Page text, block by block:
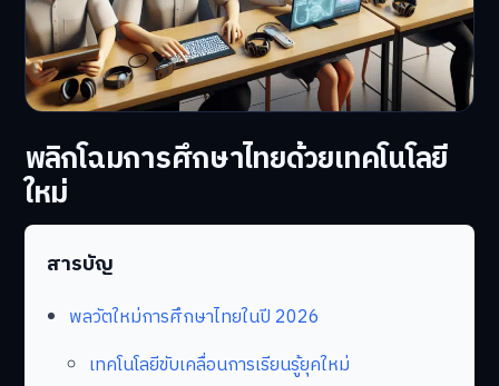
พลิกโฉมการศึกษาไทยด้วยเทคโนโลยี
ใหม่
สารบัญ
พลวัตใหม่การศึกษาไทยในปี 2026
เทคโนโลยีขับเคลื่อนการเรียนรู้ยุคใหม่